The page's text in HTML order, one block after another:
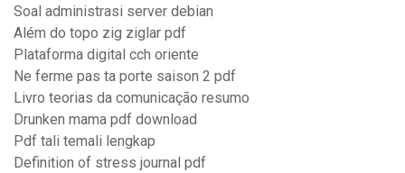
Soal administrasi server debian
Além do topo zig ziglar pdf
Plataforma digital cch oriente
Ne ferme pas ta porte saison 2 pdf
Livro teorias da comunicação resumo
Drunken mama pdf download
Pdf tali temali lengkap
Definition of stress journal pdf